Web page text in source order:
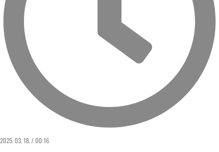
2025. 03. 18. / 00:16